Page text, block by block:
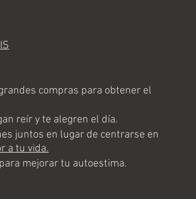
compras para obtener el
reír y te alegren el día.
juntos en lugar de centrarse en
a tu vida.
mejorar tu autoestima.